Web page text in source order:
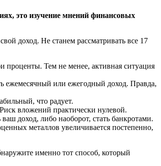
это изучение мнений финансовых
доход. Не станем рассматривать все 17
проценты. Тем не менее, активная ситуация
ежемесячный или ежегодный доход. Правда,
что радует.
вложений практически нулевой.
доход, либо наоборот, стать банкротами.
металлов увеличивается постепенно,
именно тот способ, который